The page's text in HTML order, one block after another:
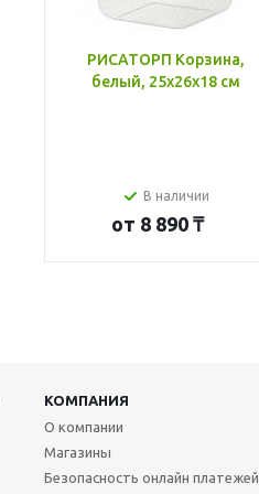
РИСАТОРП Корзина,
белый, 25x26x18 см
В наличии
от 8 890 ₸
КОМПАНИЯ
О компании
Магазины
Безопасность онлайн платежей